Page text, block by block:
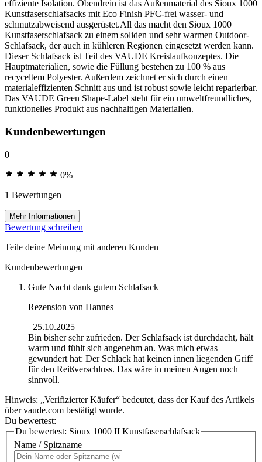
effiziente Isolation. Obendrein ist das Außenmaterial des Sioux 1000
Kunstfaserschlafsacks mit Eco Finish PFC-frei wasser- und
schmutzabweisend ausgerüstet.All das macht den Sioux 1000
Kunstfaserschlafsack zu einem soliden und sehr warmen Outdoor-
Schlafsack, der auch in kühleren Regionen eingesetzt werden kann.
Dieser Schlafsack ist Teil des VAUDE Kreislaufkonzeptes. Die
Hauptmaterialien, sowie die Füllung bestehen zu 100 % aus
recyceltem Polyester. Außerdem zeichnet er sich durch einen
materialeffizienten Schnitt aus und ist robust sowie leicht reparierbar.
Das VAUDE Green Shape-Label steht für ein umweltfreundliches,
funktionelles Produkt aus nachhaltigen Materialien.
Kundenbewertungen
0
0%
1 Bewertungen
Mehr Informationen
Bewertung schreiben
Teile deine Meinung mit anderen Kunden
Kundenbewertungen
Gute Nacht dank gutem Schlafsack
Rezension von Hannes
25.10.2025
Bin bisher sehr zufrieden. Der Schlafsack ist durchdacht, hält
warm und fühlt sich angenehm an. Was mich etwas
gewundert hat: Der Schlack hat keinen innen liegenden Griff
für den Reißverschluss. Das wäre in meinen Augen noch
sinnvoll.
Hinweis: „Verifizierter Käufer“ bedeutet, dass der Kauf des Artikels
über vaude.com bestätigt wurde.
Du bewertest:
Du bewertest: Sioux 1000 II Kunstfaserschlafsack
Name / Spitzname